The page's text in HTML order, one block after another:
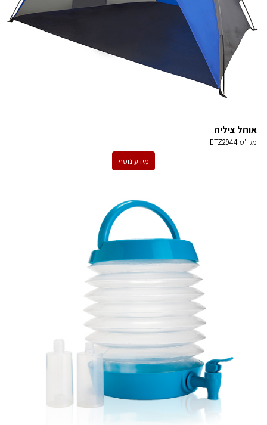
אוהל ציליה
מק''טETZ2944
מידע נוסף